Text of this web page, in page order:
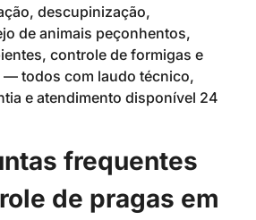
descupinização,
de animais peçonhentos,
controle de formigas e
— todos com laudo técnico,
e atendimento disponível 24
frequentes
de pragas em